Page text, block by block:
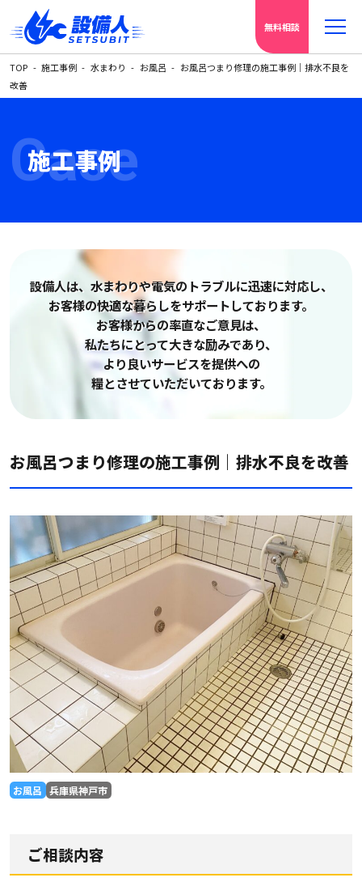
無料相談
TOP 施工事例 水まわり お風呂
お風呂つまり修理の施工事例｜排水不良を
改善
施工事例
Case
設備人は、水まわりや電気の トラブルに迅速に対応し、
お客様の快適な暮らしをサポートしております。
お客様からの率直なご意見は、
私たちにとって大きな励みであり、
より良いサービスを提供への
糧とさせていただいております。
お風呂つまり修理の施工事例｜排水不良を改善
お風呂 兵庫県神戸市
ご相談内容